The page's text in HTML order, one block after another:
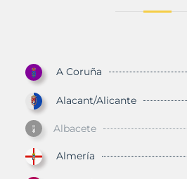
A Coruña
Alacant/Alicante
Albacete
Almería